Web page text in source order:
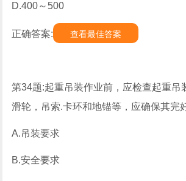
D.400～500
正确答案: 查看最佳答案
第34题:起重吊装作业前，应检查起重吊
滑轮，吊索.卡环和地锚等，应确保其完
A.吊装要求
B.安全要求